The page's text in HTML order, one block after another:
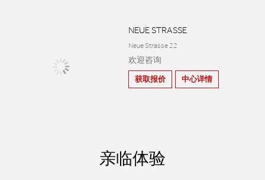
NEUE STRASSE
Neue Strasse 22
欢迎咨询
获取报价 中心详情
亲临体验